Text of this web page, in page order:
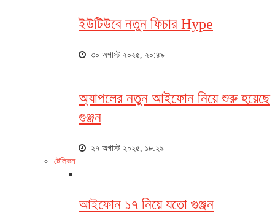
ইউটিউবে নতুন ফিচার Hype
৩০ অগাস্ট ২০২৫, ২০:৪৯
অ্যাপলের নতুন আইফোন নিয়ে শুরু হয়েছে
গুঞ্জন
২৭ অগাস্ট ২০২৫, ১৮:২৯
টেলিকম
আইফোন ১৭ নিয়ে যতো গুঞ্জন